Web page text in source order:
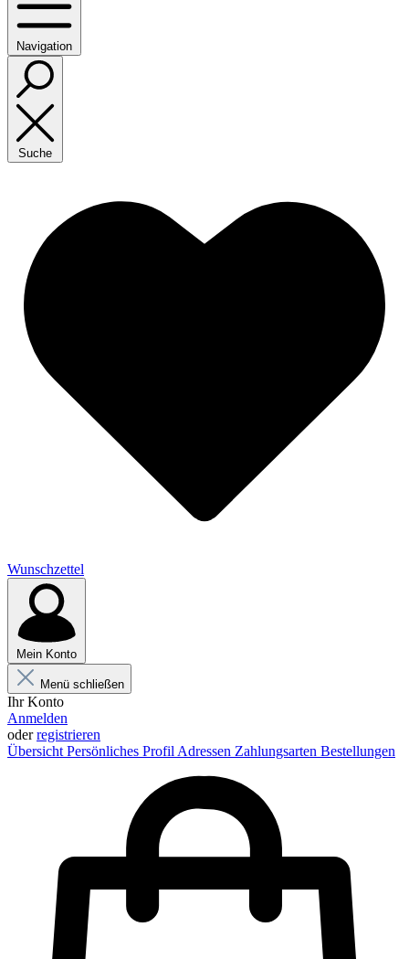
Navigation
Suche
Wunschzettel
Mein Konto
Menü schließen
Ihr Konto
Anmelden
oderregistrieren
Übersicht Persönliches Profil Adressen Zahlungsarten Bestellungen